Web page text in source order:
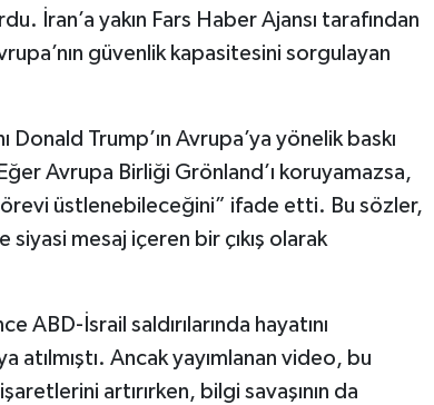
İran’a yakın Fars Haber Ajansı tarafından
güvenlik kapasitesini sorgulayan
Donald Trump’ın Avrupa’ya yönelik baskı
Avrupa Birliği Grönland’ı koruyamazsa,
üstlenebileceğini” ifade etti. Bu sözler,
siyasi mesaj içeren bir çıkış olarak
ABD-İsrail saldırılarında hayatını
Ancak yayımlanan video, bu
artırırken, bilgi savaşının da